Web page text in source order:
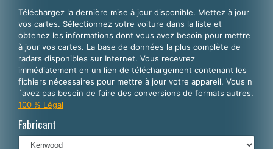
English
Español
Português
Deutsch
Italiano
Polski
Téléchargez la dernière mise à jour disponible. Mettez à jour
vos cartes. Sélectionnez votre voiture dans la liste et
obtenez les informations dont vous avez besoin pour mettre
à jour vos cartes. La base de données la plus complète de
radars disponibles sur Internet. Vous recevrez
immédiatement en un lien de téléchargement contenant les
fichiers nécessaires pour mettre à jour votre appareil. Vous n
´avez pas besoin de faire des conversions de formats autres.
100 % Légal
Fabricant